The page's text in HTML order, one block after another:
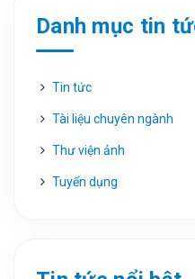
Danh mục tin
Tin tức
Tài liệu chuyên ngành
Thư viện ảnh
Tuyển dụng